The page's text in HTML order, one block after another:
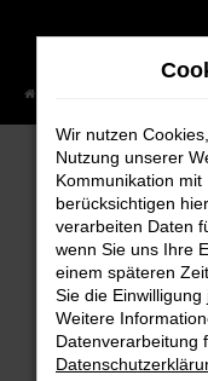
Zum
springen
FEHLER:
Beim Laden ist
Hier sind ein
Überprüfe
Wir nutzen
Nutzung unserer
Kommunikation
berücksichtigen
verarbeiten Daten
wenn Sie uns Ihre
einem späteren
Sie die
Weitere
Datenverarbeitung